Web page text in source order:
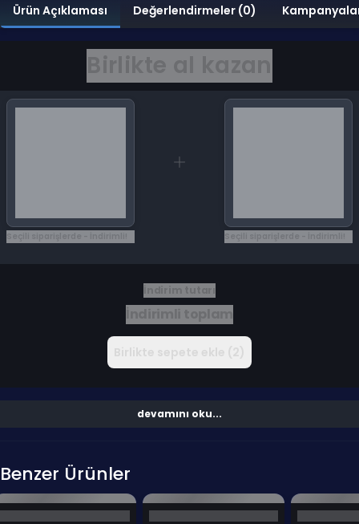
Ürün Açıklaması Değerlendirmeler (0)
devamını oku...
Benzer Ürünler